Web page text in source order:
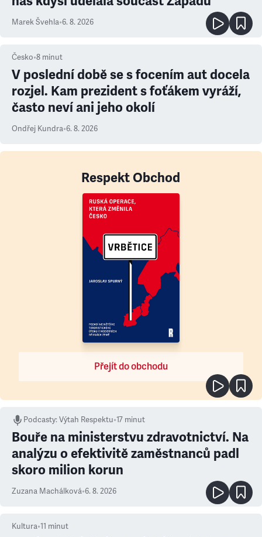
Marek Švehla•6. 8. 2026
Česko•8 minut
V poslední době se s focením aut docela
rozjel. Kam prezident s foťákem vyráží,
často neví ani jeho okolí
Ondřej Kundra•6. 8. 2026
Respekt Obchod
Přejít do obchodu
Podcasty:Výtah Respektu•17 minut
Bouře na ministerstvu zdravotnictví. Na
analýzu o efektivitě zaměstnanců padl
skoro milion korun
Zuzana Machálková•6. 8. 2026
Kultura•11 minut